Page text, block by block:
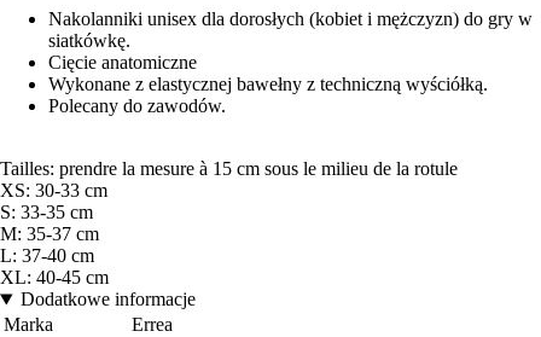
Nakolanniki unisex dla dorosłych (kobiet i mężczyzn) do gry w
siatkówkę.
Cięcie anatomiczne
Wykonane z elastycznej bawełny z techniczną wyściółką.
Polecany do zawodów.
Tailles: prendre la mesure à 15 cm sous le milieu de la rotule
XS: 30-33 cm
S: 33-35 cm
M: 35-37 cm
L: 37-40 cm
XL: 40-45 cm
Dodatkowe informacje
Marka
Errea